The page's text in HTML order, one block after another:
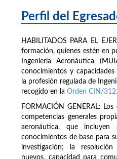
Perfil del
HABILITADOS PARA EL
formación, quienes estén en
Ingeniería Aeronáutica
conocimientos y
la profesión regulada de
recogido en la Orden CIN/
FORMACIÓN GENERAL:
competencias generales
aeronáutica, que incluyen
conocimientos de base para
investigación; la
nuevos, capacidad para